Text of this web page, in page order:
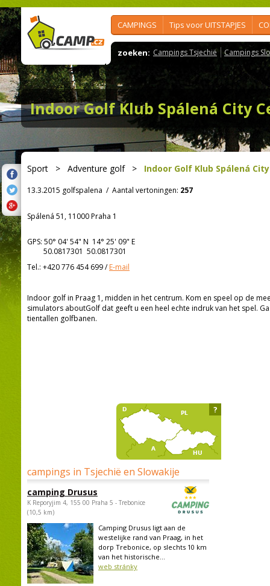
CAMPINGS Tips voor UITSTAPJES
zoeken: Campings Tsjechië Campings
Indoor Golf Klub Spálená City
Sport > Adventure golf> Indoor Golf Klub Spálená
13.3.2015 golfspalena / Aantal vertoningen: 257
Spálená 51, 11000 Praha 1
GPS: 50° 04' 54" N 14° 25' 09" E
50.0817301 50.0817301
Tel.: +420 776 454 699/E-mail
Indoor golf in Praag 1, midden in het centrum. Kom en speel op de
simulators aboutGolf dat geeft u een heel echte indruk van het spel.
tientallen golfbanen.
campings in Tsjechië en Slowakije
camping Drusus
K Reporyjim 4, 155 00 Praha 5 - Trebonice
(10,5 km)
Camping Drusus ligt aan de
westelijke rand van Praag, in het
dorp Trebonice, op slechts 10 km
van het historische...
web stránky
?